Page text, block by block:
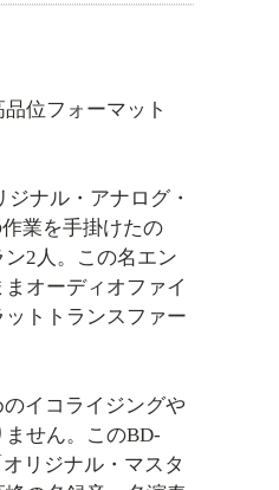
位フォーマット
ナル・アナログ・
業を手掛けたの
2人。この名エン
オーディオファイ
トトランスファー
イコライジングや
せん。このBD-
リジナル・マスタ